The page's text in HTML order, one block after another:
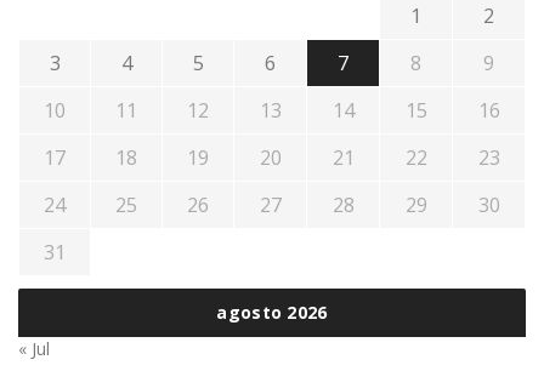
agosto 2026
1
2
3
4 5 6 7 8
9
10
11 12 13 14 15
16
17
18 19 20 21 22
23
24
25 26 27 28 29
30
31
« Jul